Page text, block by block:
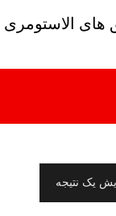
های الاستومری
یک نتیجه